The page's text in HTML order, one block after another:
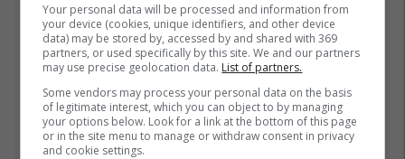
Samiti I Nato Donald Trump Shba
Nato
Mark Rutte
Irani Ngushtica E Hormuzit
Your personal data will be processed and information from
your device (cookies, unique identifiers, and other device
data) may be stored by, accessed by and shared with 369
partners, or used specifically by this site. We and our partners
may use precise geolocation data. List of partners.
Some vendors may process your personal data on the basis
of legitimate interest, which you can object to by managing
your options below. Look for a link at the bottom of this page
or in the site menu to manage or withdraw consent in privacy
and cookie settings.